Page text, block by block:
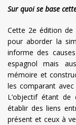
Sur quoi se base
Cette 2e édition de
pour aborder la
informe des
espagnol mais
mémoire et
les comparant avec
L’objectif étant de
établir des liens
présent et ceux à